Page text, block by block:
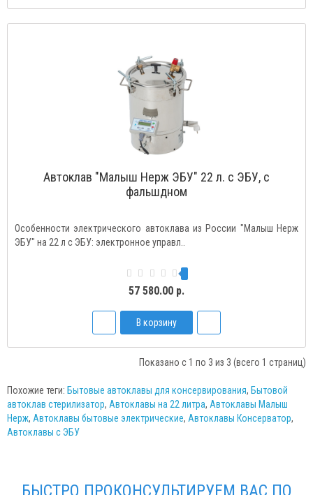
Автоклав "Малыш Нерж ЭБУ" 22 л. с ЭБУ, с
фальшдном
Особенности электрического автоклава из России "Малыш Нерж
ЭБУ" на 22 л с ЭБУ: электронное управл..
57 580.00 р.
В корзину
Показано с 1 по 3 из 3 (всего 1 страниц)
Похожие теги: Бытовые автоклавы для консервирования, Бытовой
автоклав стерилизатор, Автоклавы на 22 литра, Автоклавы Малыш
Нерж, Автоклавы бытовые электрические, Автоклавы Консерватор,
Автоклавы с ЭБУ
БЫСТРО ПРОКОНСУЛЬТИРУЕМ ВАС ПО